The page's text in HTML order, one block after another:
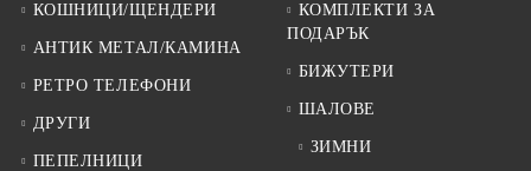
КОШНИЦИ/ЩЕНДЕРИ
АНТИК МЕТАЛ/КАМИНА
РЕТРО ТЕЛЕФОНИ
ДРУГИ
ПЕПЕЛНИЦИ
КОМПЛЕКТИ ЗА
ПОДАРЪК
БИЖУТЕРИ
ШАЛОВЕ
ЗИМНИ